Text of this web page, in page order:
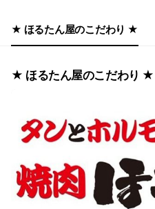
Sat
16:00 - 23:00
年中無休
★ ほるたん屋のこだわり ★
★ ほるたん屋のこだわり ★